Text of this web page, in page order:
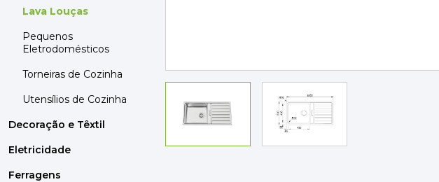
PAVIMENTOS E REVESTIMENTOS
TINTAS, DROGAS E LIMPEZA
DYRUP
Lava Louças
Pequenos
Eletrodomésticos
Torneiras de Cozinha
Utensílios de Cozinha
Decoração e Têxtil
Eletricidade
Ferragens